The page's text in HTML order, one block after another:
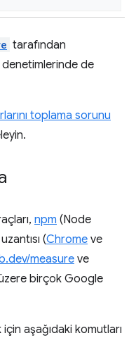
tarafından
denetimlerinde de
toplama sorunu
npm (Node
(Chrome ve
measureve
birçok Google
aşağıdaki komutları